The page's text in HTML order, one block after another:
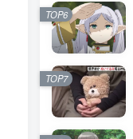
TOP6
TOP7